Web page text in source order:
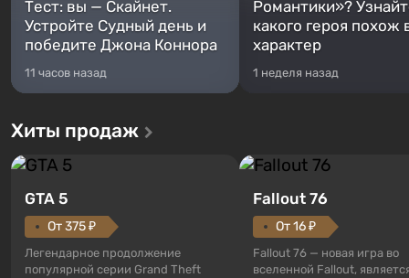
Тест: вы — Скайнет.
Устройте Судный день и
победите Джона Коннора
11 часов назад
Романтики»?
какого героя похож
характер
1 неделя назад
Хиты продаж
GTA 5
От 375 ₽
Легендарное продолжение
популярной серии Grand Theft
Fallout 76
От 16 ₽
Fallout 76 — новая игра во
вселенной Fallout,